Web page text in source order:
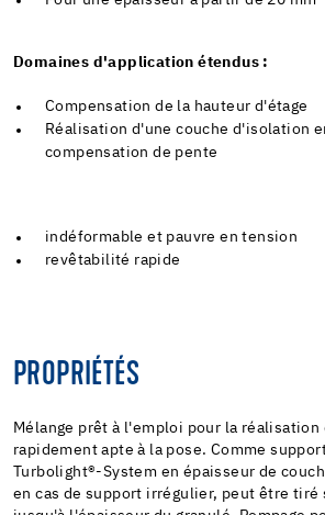
Domaines d'application étendus :
Compensation de la hauteur d'étage
Réalisation d'une couche d'isolation
compensation de pente
indéformable et pauvre en tension
revêtabilité rapide
PROPRIÉTÉS
Mélange prêt à l'emploi pour la réalisation
rapidement apte à la pose. Comme
Turbolight®-System en épaisseur de
en cas de support irrégulier, peut être tiré